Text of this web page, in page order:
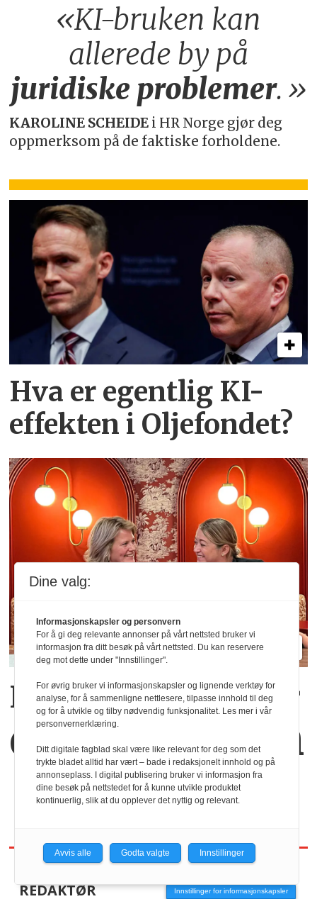
«KI-bruken kan
allerede by på
juridiske problemer.»
KAROLINE SCHEIDE i HR Norge gjør deg
oppmerksom på de faktiske forholdene.
Hva er egentlig KI-
effekten i Oljefondet?
Kaffekoppen binder
dem sammen
REDAKTØR Innstillinger for informasjonskapsler
Dine valg:
Informasjonskapsler og personvern
For å gi deg relevante annonser på vårt nettsted bruker vi
informasjon fra ditt besøk på vårt nettsted. Du kan reservere
deg mot dette under "Innstillinger".
For øvrig bruker vi informasjonskapsler og lignende verktøy for
analyse, for å sammenligne nettlesere, tilpasse innhold til deg
og for å utvikle og tilby nødvendig funksjonalitet. Les mer i vår
personvernerklæring.
Ditt digitale fagblad skal være like relevant for deg som det
trykte bladet alltid har vært – bade i redaksjonelt innhold og på
annonseplass. I digital publisering bruker vi informasjon fra
dine besøk på nettstedet for å kunne utvikle produktet
kontinuerlig, slik at du opplever det nyttig og relevant.
Avvis alle Godta valgte Innstillinger